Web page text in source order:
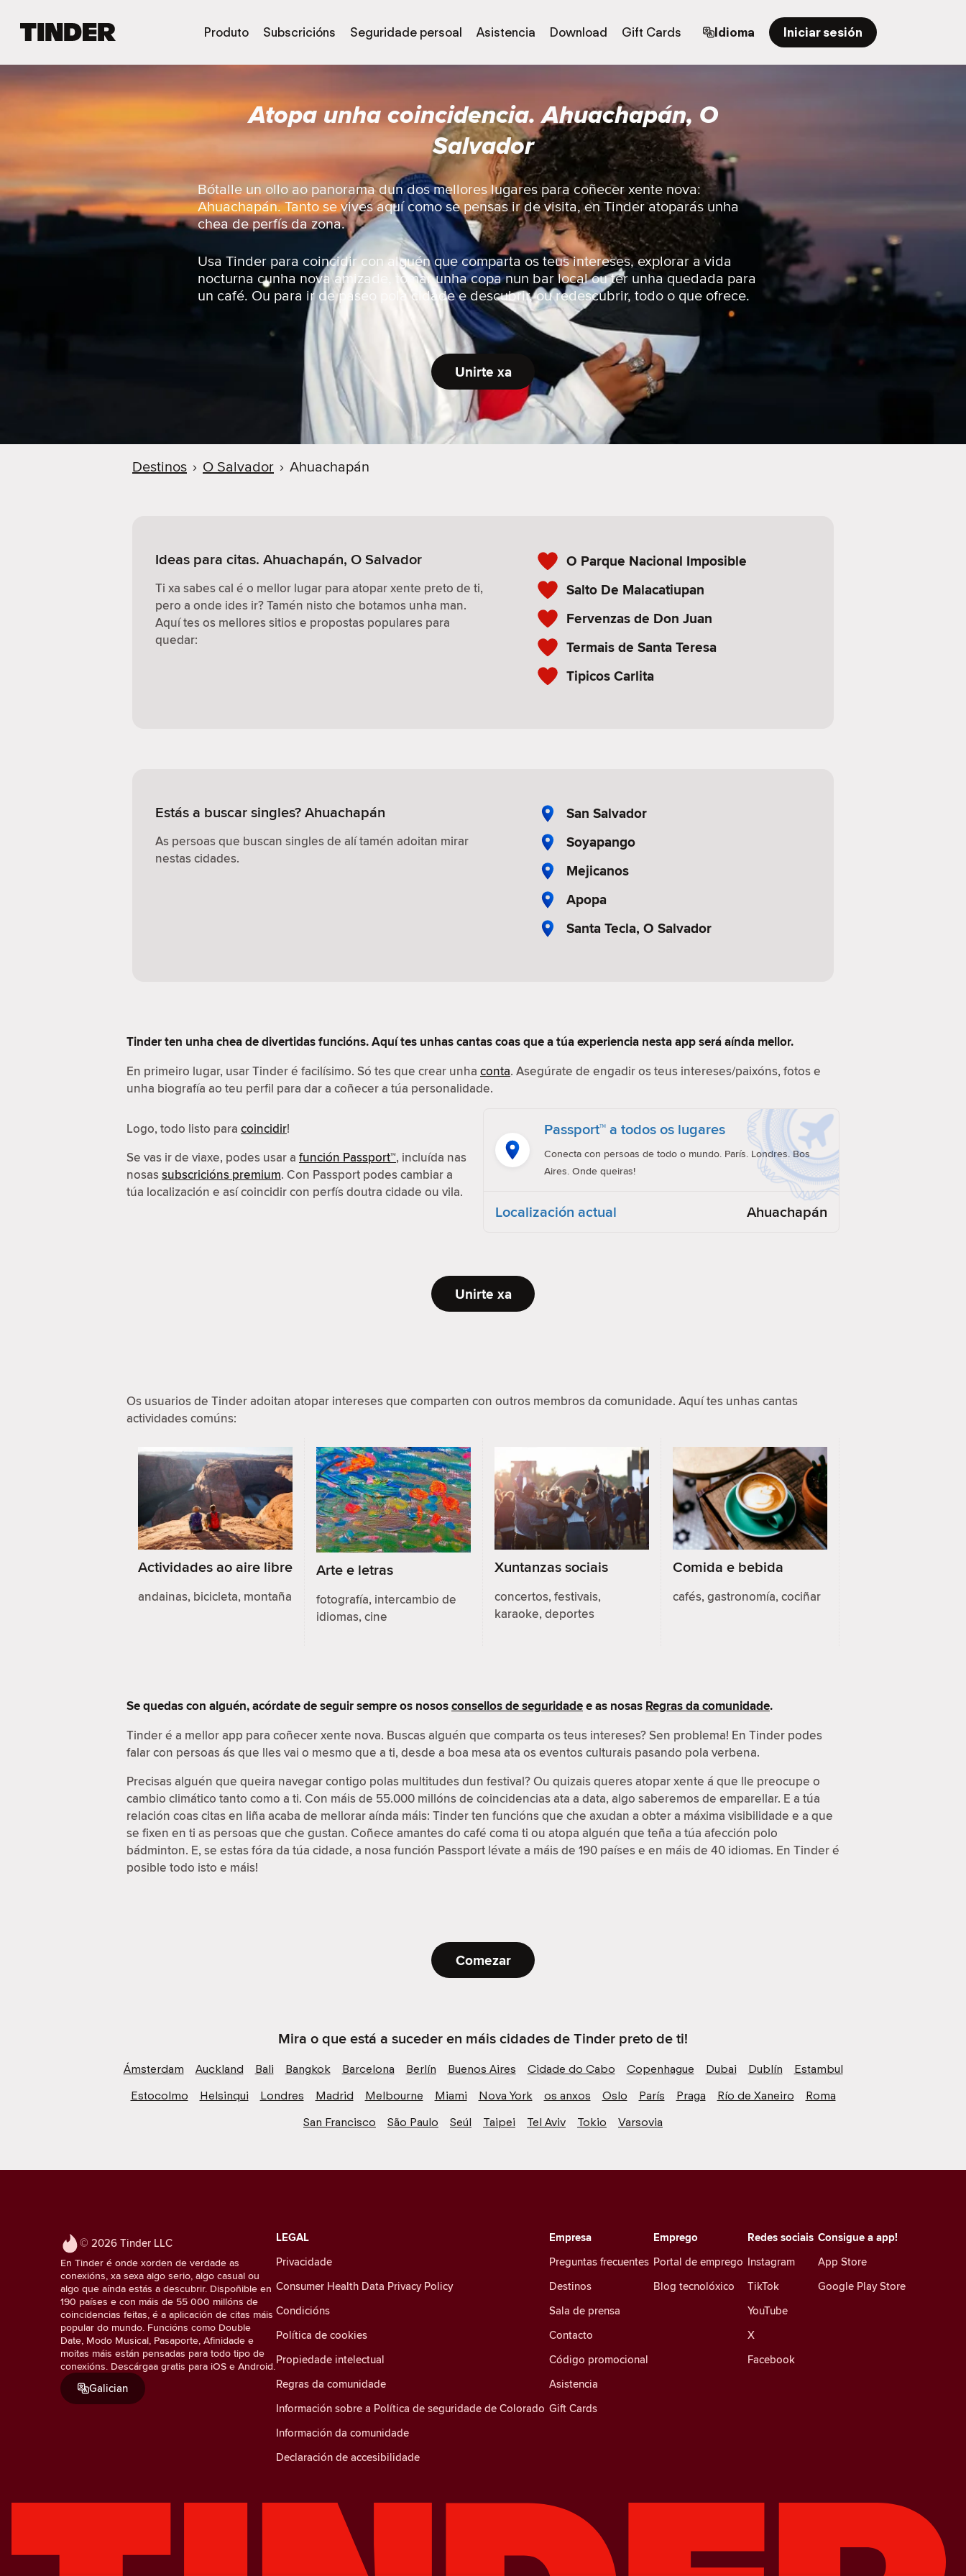
d
e
Produto Subscricións Seguridade persoal Asistencia Download Gift Cards Idioma Iniciar sesión
Atopa unha coincidencia. Ahuachapán, O
Salvador
Bótalle un ollo ao panorama dun dos mellores lugares para coñecer xente nova:
Ahuachapán. Tanto se vives aquí como se pensas ir de visita, en Tinder atoparás unha
chea de perfís da zona.
Usa Tinder para coincidir con alguén que comparta os teus intereses, explorar a vida
nocturna cunha nova amizade, tomar unha copa nun bar local ou ter unha quedada para
un café. Ou para ir de paseo pola cidade e descubrir, ou redescubrir, todo o que ofrece.
Unirte xa
Destinos › O Salvador › Ahuachapán
Ideas para citas. Ahuachapán, O Salvador
Ti xa sabes cal é o mellor lugar para atopar xente preto de ti,
pero a onde ides ir? Tamén nisto che botamos unha man.
Aquí tes os mellores sitios e propostas populares para
quedar:
O Parque Nacional Imposible
Salto De Malacatiupan
Fervenzas de Don Juan
Termais de Santa Teresa
Tipicos Carlita
Estás a buscar singles? Ahuachapán
As persoas que buscan singles de alí tamén adoitan mirar
nestas cidades.
San Salvador
Soyapango
Mejicanos
Apopa
Santa Tecla, O Salvador
Tinder ten unha chea de divertidas funcións. Aquí tes unhas cantas coas que a túa experiencia nesta app será aínda mellor.
En primeiro lugar, usar Tinder é facilísimo. Só tes que crear unha conta. Asegúrate de engadir os teus intereses/paixóns, fotos e
unha biografía ao teu perfil para dar a coñecer a túa personalidade.
Logo, todo listo para coincidir!
Se vas ir de viaxe, podes usar a función Passport™, incluída nas
nosassubscricións premium. Con Passport podes cambiar a
túa localización e así coincidir con perfís doutra cidade ou vila.
Passport™ a todos os lugares
Conecta con persoas de todo o mundo. París. Londres. Bos
Aires. Onde queiras!
Localización actual Ahuachapán
Unirte xa
Os usuarios de Tinder adoitan atopar intereses que comparten con outros membros da comunidade. Aquí tes unhas cantas
actividades comúns:
Actividades ao aire libre
andainas, bicicleta, montaña
Arte e letras
fotografía, intercambio de
idiomas, cine
Xuntanzas sociais
concertos, festivais,
karaoke, deportes
Comida e bebida
cafés, gastronomía, cociñar
Se quedas con alguén, acórdate de seguir sempre os nososconsellos de seguridadee as nosas Regras da comunidade.
Tinder é a mellor app para coñecer xente nova. Buscas alguén que comparta os teus intereses? Sen problema! En Tinder podes
falar con persoas ás que lles vai o mesmo que a ti, desde a boa mesa ata os eventos culturais pasando pola verbena.
Precisas alguén que queira navegar contigo polas multitudes dun festival? Ou quizais queres atopar xente á que lle preocupe o
cambio climático tanto como a ti. Con máis de 55.000 millóns de coincidencias ata a data, algo saberemos de emparellar. E a túa
relación coas citas en liña acaba de mellorar aínda máis: Tinder ten funcións que che axudan a obter a máxima visibilidade e a que
se fixen en ti as persoas que che gustan. Coñece amantes do café coma ti ou atopa alguén que teña a túa afección polo
bádminton. E, se estas fóra da túa cidade, a nosa función Passport lévate a máis de 190 países e en máis de 40 idiomas. En Tinder é
posible todo isto e máis!
Comezar
Mira o que está a suceder en máis cidades de Tinder preto de ti!
Ámsterdam Auckland Bali Bangkok Barcelona Berlín Buenos Aires Cidade do Cabo Copenhague Dubai Dublín
Estambul
Estocolmo
Helsinqui Londres Madrid Melbourne Miami Nova York os anxos Oslo París Praga Río de Xaneiro
Roma
San Francisco
São Paulo Seúl Taipei Tel Aviv Tokio Varsovia
© 2026 Tinder LLC
En Tinder é onde xorden de verdade as
conexións, xa sexa algo serio, algo casual ou
algo que aínda estás a descubrir. Dispoñible en
190 países e con máis de 55 000 millóns de
coincidencias feitas, é a aplicación de citas máis
popular do mundo. Funcións como Double
Date, Modo Musical, Pasaporte, Afinidade e
moitas máis están pensadas para todo tipo de
conexións. Descárgaa gratis para iOS e Android.
Galician
Redes sociais
Instagram
TikTok
YouTube
X
Facebook
LEGAL
Privacidade
Consumer Health Data Privacy Policy
Condicións
Política de cookies
Propiedade intelectual
Regras da comunidade
Información sobre a Política de seguridade de Colorado
Información da comunidade
Declaración de accesibilidade
Emprego
Portal de emprego
Blog tecnolóxico
Empresa
Preguntas frecuentes
Destinos
Sala de prensa
Contacto
Código promocional
Asistencia
Gift Cards
Consigue a app!
App Store
Google Play Store